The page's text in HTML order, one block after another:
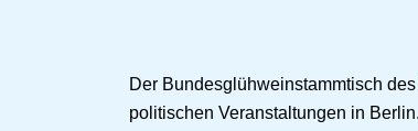
Der Bundesglühweinstammtisch
politischen Veranstaltungen in